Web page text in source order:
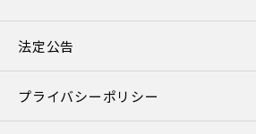
法定公告
プライバシーポリシー